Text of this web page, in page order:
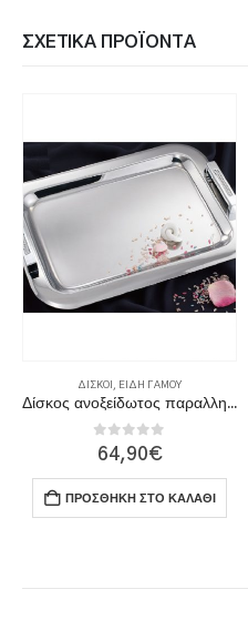
ΣΧΕΤΙΚΆ ΠΡΟΪΌΝΤΑ
ΔΊΣΚΟΙ , ΕΊΔΗ ΓΆΜΟΥ
Δίσκος ανοξείδωτος παραλληλόγραμμος
0out of 5
64,90€
ΠΡΟΣΘΉΚΗ ΣΤΟ ΚΑΛΆΘΙ